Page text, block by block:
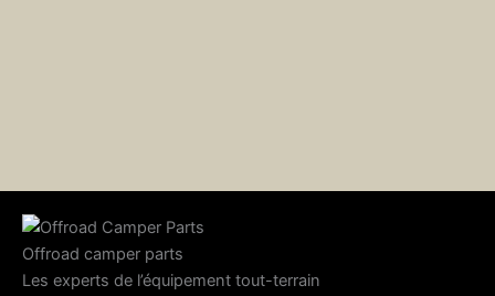
Offroad camper parts
Les experts de l’équipement tout-terrain